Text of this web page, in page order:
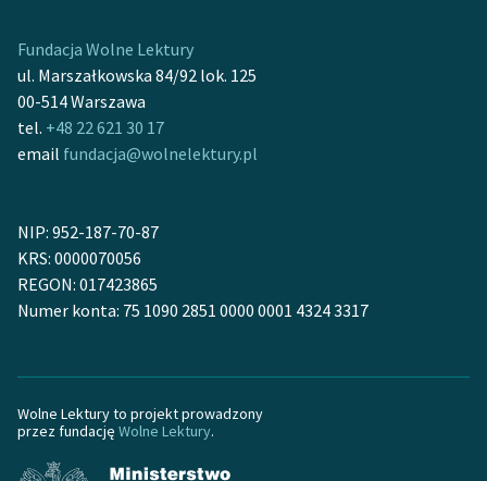
Fundacja Wolne Lektury
ul. Marszałkowska 84/92 lok. 125
00-514 Warszawa
tel. +48 22 621 30 17
email fundacja@wolnelektury.pl
NIP: 952-187-70-87
KRS: 0000070056
REGON: 017423865
Numer konta: 75 1090 2851 0000 0001 4324 3317
Wolne Lektury to projekt prowadzony
przez fundację Wolne Lektury.